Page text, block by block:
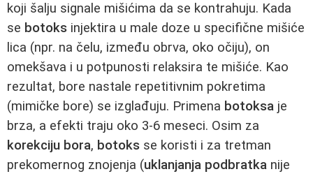
koji šalju signale mišićima da se kontrahuju. Kada
se botoks injektira u male doze u specifične mišiće
lica (npr. na čelu, između obrva, oko očiju), on
omekšava i u potpunosti relaksira te mišiće. Kao
rezultat, bore nastale repetitivnim pokretima
(mimičke bore) se izglađuju. Primena botoksa je
brza, a efekti traju oko 3-6 meseci. Osim za
korekciju bora, botoks se koristi i za tretman
prekomernog znojenja (uklanjanja podbratka nije